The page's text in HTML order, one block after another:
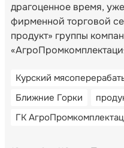
драгоценное время,
фирменной торговой
продукт» группы
Курский
Ближние Горки
ГК